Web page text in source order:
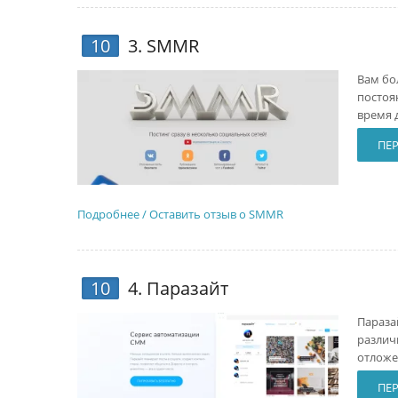
10 3. SMMR
Вам
время
Подробнее / Оставить отзыв о SMMR
10 4. Паразайт